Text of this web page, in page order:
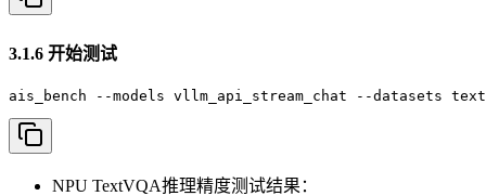
3.1.6 开始测试
ais_bench --models vllm_api_stream_chat --datasets
NPU TextVQA推理精度测试结果：